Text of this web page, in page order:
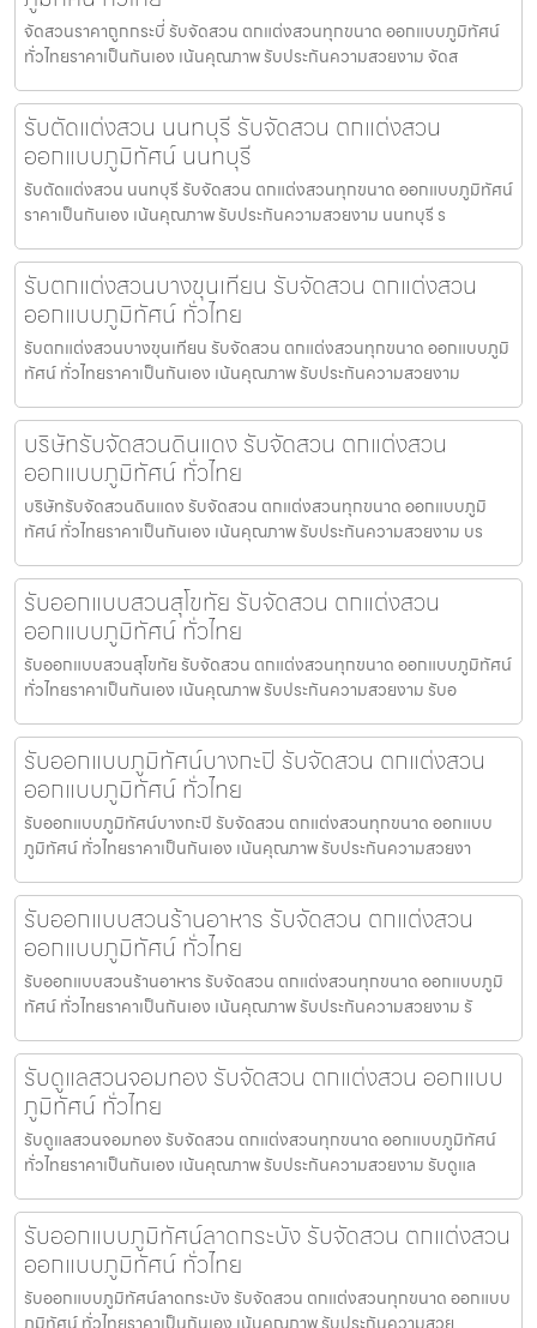
จัดสวนราคาถูกกระบี่ รับจัดสวน ตกแต่งสวนทุกขนาด ออกแบบภูมิทัศน์
ทั่วไทยราคาเป็นกันเอง เน้นคุณภาพ รับประกันความสวยงาม จัดส
รับตัดแต่งสวน นนทบุรี รับจัดสวน ตกแต่งสวน
ออกแบบภูมิทัศน์ นนทบุรี
รับตัดแต่งสวน นนทบุรี รับจัดสวน ตกแต่งสวนทุกขนาด ออกแบบภูมิทัศน์
ราคาเป็นกันเอง เน้นคุณภาพ รับประกันความสวยงาม นนทบุรี ร
รับตกแต่งสวนบางขุนเทียน รับจัดสวน ตกแต่งสวน
ออกแบบภูมิทัศน์ ทั่วไทย
รับตกแต่งสวนบางขุนเทียน รับจัดสวน ตกแต่งสวนทุกขนาด ออกแบบภูมิ
ทัศน์ ทั่วไทยราคาเป็นกันเอง เน้นคุณภาพ รับประกันความสวยงาม
บริษัทรับจัดสวนดินแดง รับจัดสวน ตกแต่งสวน
ออกแบบภูมิทัศน์ ทั่วไทย
บริษัทรับจัดสวนดินแดง รับจัดสวน ตกแต่งสวนทุกขนาด ออกแบบภูมิ
ทัศน์ ทั่วไทยราคาเป็นกันเอง เน้นคุณภาพ รับประกันความสวยงาม บร
รับออกแบบสวนสุโขทัย รับจัดสวน ตกแต่งสวน
ออกแบบภูมิทัศน์ ทั่วไทย
รับออกแบบสวนสุโขทัย รับจัดสวน ตกแต่งสวนทุกขนาด ออกแบบภูมิทัศน์
ทั่วไทยราคาเป็นกันเอง เน้นคุณภาพ รับประกันความสวยงาม รับอ
รับออกแบบภูมิทัศน์บางกะปิ รับจัดสวน ตกแต่งสวน
ออกแบบภูมิทัศน์ ทั่วไทย
รับออกแบบภูมิทัศน์บางกะปิ รับจัดสวน ตกแต่งสวนทุกขนาด ออกแบบ
ภูมิทัศน์ ทั่วไทยราคาเป็นกันเอง เน้นคุณภาพ รับประกันความสวยงา
รับออกแบบสวนร้านอาหาร รับจัดสวน ตกแต่งสวน
ออกแบบภูมิทัศน์ ทั่วไทย
รับออกแบบสวนร้านอาหาร รับจัดสวน ตกแต่งสวนทุกขนาด ออกแบบภูมิ
ทัศน์ ทั่วไทยราคาเป็นกันเอง เน้นคุณภาพ รับประกันความสวยงาม รั
รับดูแลสวนจอมทอง รับจัดสวน ตกแต่งสวน ออกแบบ
ภูมิทัศน์ ทั่วไทย
รับดูแลสวนจอมทอง รับจัดสวน ตกแต่งสวนทุกขนาด ออกแบบภูมิทัศน์
ทั่วไทยราคาเป็นกันเอง เน้นคุณภาพ รับประกันความสวยงาม รับดูแล
รับออกแบบภูมิทัศน์ลาดกระบัง รับจัดสวน ตกแต่งสวน
ออกแบบภูมิทัศน์ ทั่วไทย
รับออกแบบภูมิทัศน์ลาดกระบัง รับจัดสวน ตกแต่งสวนทุกขนาด ออกแบบ